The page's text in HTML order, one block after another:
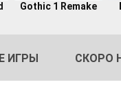
Gothic 1 Remake
ИГРЫ СКОРО